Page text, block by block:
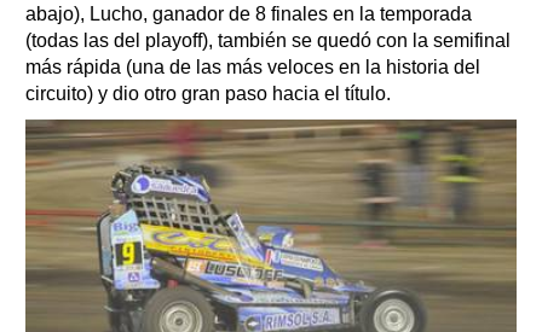
abajo), Lucho, ganador de 8 finales en la temporada
(todas las del playoff), también se quedó con la semifinal
más rápida (una de las más veloces en la historia del
circuito) y dio otro gran paso hacia el título.